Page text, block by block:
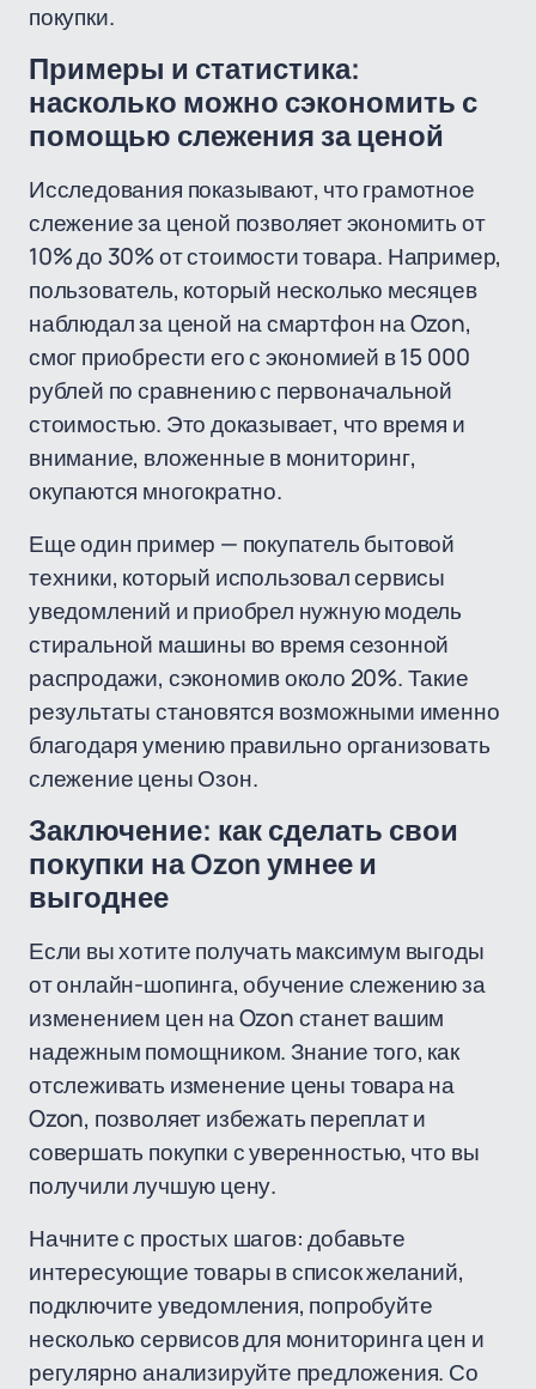
покупки.
Примеры и статистика:
насколько можно сэкономить с
помощью слежения за ценой
Исследования показывают, что грамотное
слежение за ценой позволяет экономить от
10% до 30% от стоимости товара. Например,
пользователь, который несколько месяцев
наблюдал за ценой на смартфон на Ozon,
смог приобрести его с экономией в 15 000
рублей по сравнению с первоначальной
стоимостью. Это доказывает, что время и
внимание, вложенные в мониторинг,
окупаются многократно.
Еще один пример — покупатель бытовой
техники, который использовал сервисы
уведомлений и приобрел нужную модель
стиральной машины во время сезонной
распродажи, сэкономив около 20%. Такие
результаты становятся возможными именно
благодаря умению правильно организовать
слежение цены Озон.
Заключение: как сделать свои
покупки на Ozon умнее и
выгоднее
Если вы хотите получать максимум выгоды
от онлайн-шопинга, обучение слежению за
изменением цен на Ozon станет вашим
надежным помощником. Знание того, как
отслеживать изменение цены товара на
Ozon, позволяет избежать переплат и
совершать покупки с уверенностью, что вы
получили лучшую цену.
Начните с простых шагов: добавьте
интересующие товары в список желаний,
подключите уведомления, попробуйте
несколько сервисов для мониторинга цен и
регулярно анализируйте предложения. Со